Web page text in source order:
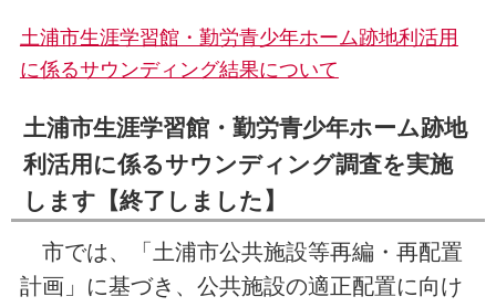
土浦市生涯学習館・勤労青少年ホーム跡地利活用
に係るサウンディング結果について
土浦市生涯学習館・勤労青少年ホーム跡地
利活用に係るサウンディング調査を実施
します【終了しました】
市では、「土浦市公共施設等再編・再配置
計画」に基づき、公共施設の適正配置に向け